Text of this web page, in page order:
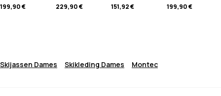
199,90 €
229,90 €
151,92 €
199,90 €
Skijassen Dames Skikleding Dames Montec